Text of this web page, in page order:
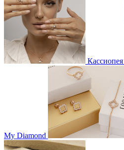
Кассиопея
My Diamond